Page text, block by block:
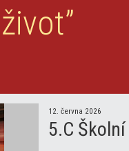
12. června 2026
5.C